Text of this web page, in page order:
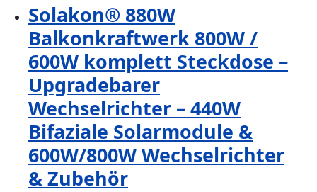
Solakon® 880W
Balkonkraftwerk 800W /
600W komplett Steckdose –
Upgradebarer
Wechselrichter – 440W
Bifaziale Solarmodule &
600W/800W Wechselrichter
& Zubehör